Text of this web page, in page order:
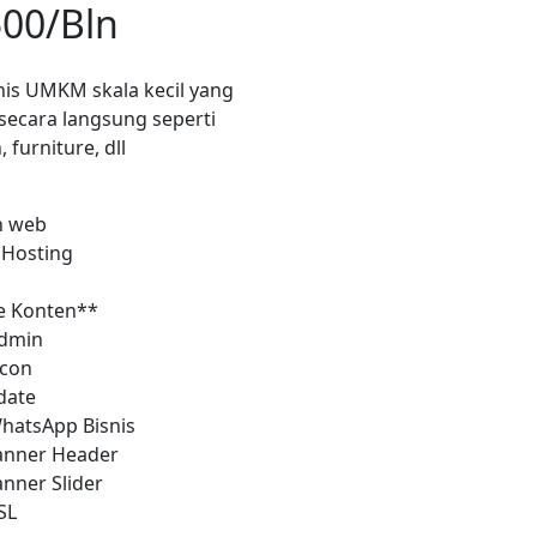
/Bln
UMKM skala kecil yang
langsung seperti
furniture, dll
web
Konten**
Bisnis
Header
Slider